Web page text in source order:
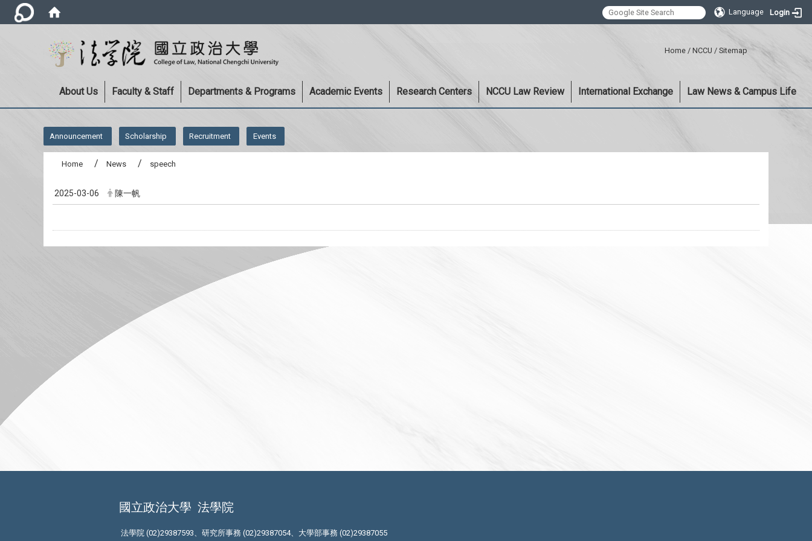
Language Login
Home / NCCU / Sitemap
About Us Faculty & Staff Departments & Programs Academic Events Research Centers NCCU Law Review International Exchange Law News & Campus Life
Announcement Scholarship Recruitment Events
Home News speech
2025-03-06 陳一帆
國立政治大學 法學院
法學院 (02)29387593、研究所事務 (02)29387054、大學部事務 (02)29387055